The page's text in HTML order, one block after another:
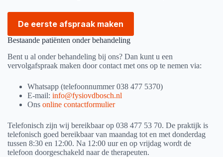
De eerste afspraak maken
Bestaande patiënten onder behandeling
Bent u al onder behandeling bij ons? Dan kunt u een
vervolgafspraak maken door contact met ons op te nemen via:
Whatsapp (telefoonnummer 038 477 5370)
E-mail: info@fysiovdbosch.nl
Ons online contactformulier
Telefonisch zijn wij bereikbaar op 038 477 53 70. De praktijk is
telefonisch goed bereikbaar van maandag tot en met donderdag
tussen 8:30 en 12:00. Na 12:00 uur en op vrijdag wordt de
telefoon doorgeschakeld naar de therapeuten.